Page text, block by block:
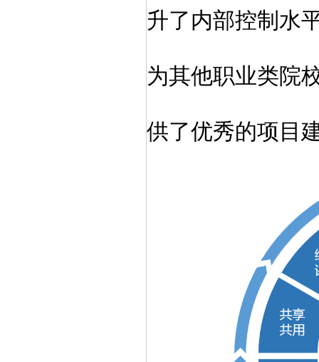
升了内部控制水
为其他职业类院
供了优秀的项目